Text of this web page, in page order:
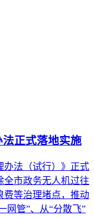
正式落地实施
办法（试行）》正式
全市政务无人机过往
费等治理堵点，推动
网管”、从“分散飞”